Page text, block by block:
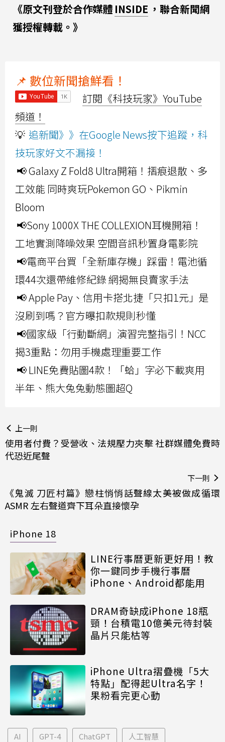
《原文刊登於合作媒體 INSIDE ，聯合新聞網
獲授權轉載。》
📌 數位新聞搶鮮看！
訂閱《科技玩家》YouTube
頻道！
💡 追新聞》》在Google News按下追蹤，科
技玩家好文不漏接！
📢 Galaxy Z Fold8 Ultra開箱！摺痕退散、多
工效能 同時爽玩Pokemon GO、Pikmin
Bloom
📢Sony 1000X THE COLLEXION耳機開箱！
工地實測降噪效果 空間音訊秒置身電影院
📢電商平台買「全新庫存機」踩雷！電池循
環44次還帶維修紀錄 網揭無良賣家手法
📢 Apple Pay、信用卡搭北捷「只扣1元」是
沒刷到嗎？官方曝扣款規則秒懂
📢國家級「行動斷網」演習完整指引！NCC
揭3重點：勿用手機處理重要工作
📢 LINE免費貼圖4款！「蛤」字必下載爽用
半年、熊大兔兔動態圖超Q
上一則
使用者付費？受營收、法規壓力夾擊 社群媒體免費時
代恐近尾聲
下一則
《鬼滅 刀匠村篇》戀柱悄悄話聲線太美被做成循環
ASMR 左右聲道齊下耳朵直接懷孕
iPhone 18
LINE行事曆更新更好用！教
你一鍵同步手機行事曆
iPhone、Android都能用
DRAM奇缺成iPhone 18瓶
頸！台積電10億美元待封裝
晶片只能枯等
iPhone Ultra摺疊機「5大
特點」配得起Ultra名字！
果粉看完更心動
AI GPT-4 ChatGPT 人工智慧